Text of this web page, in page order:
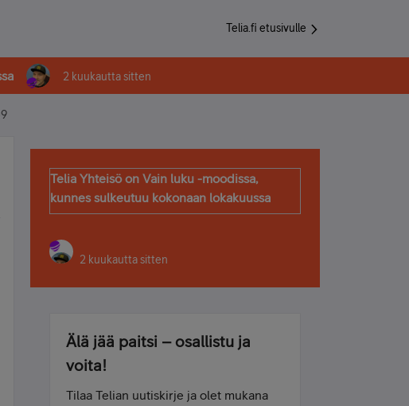
Telia.fi etusivulle
2 kuukautta sitten
Telia Yhteisö on Vain luku -moodissa,
kunnes sulkeutuu kokonaan lokakuussa
2 kuukautta sitten
Älä jää paitsi – osallistu ja
voita!
Tilaa Telian uutiskirje ja olet mukana